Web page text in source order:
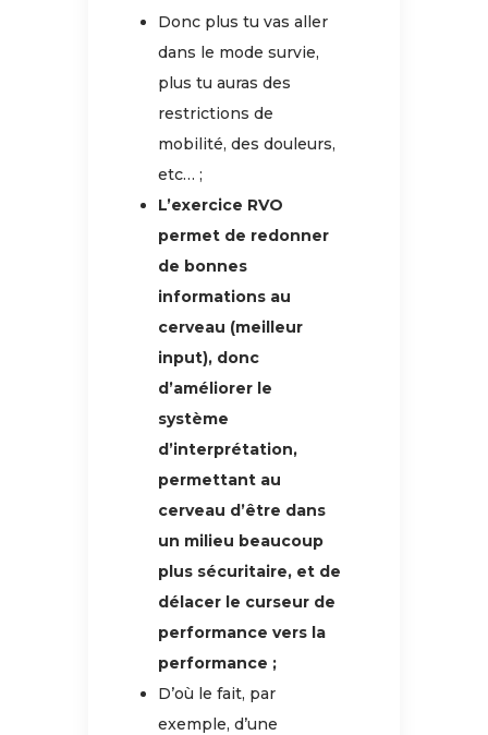
Donc plus tu vas aller
dans le mode survie,
plus tu auras des
restrictions de
mobilité, des douleurs,
etc… ;
L’exercice RVO
permet de redonner
de bonnes
informations au
cerveau (meilleur
input), donc
d’améliorer le
système
d’interprétation,
permettant au
cerveau d’être dans
un milieu beaucoup
plus sécuritaire, et de
délacer le curseur de
performance vers la
performance ;
D’où le fait, par
exemple, d’une